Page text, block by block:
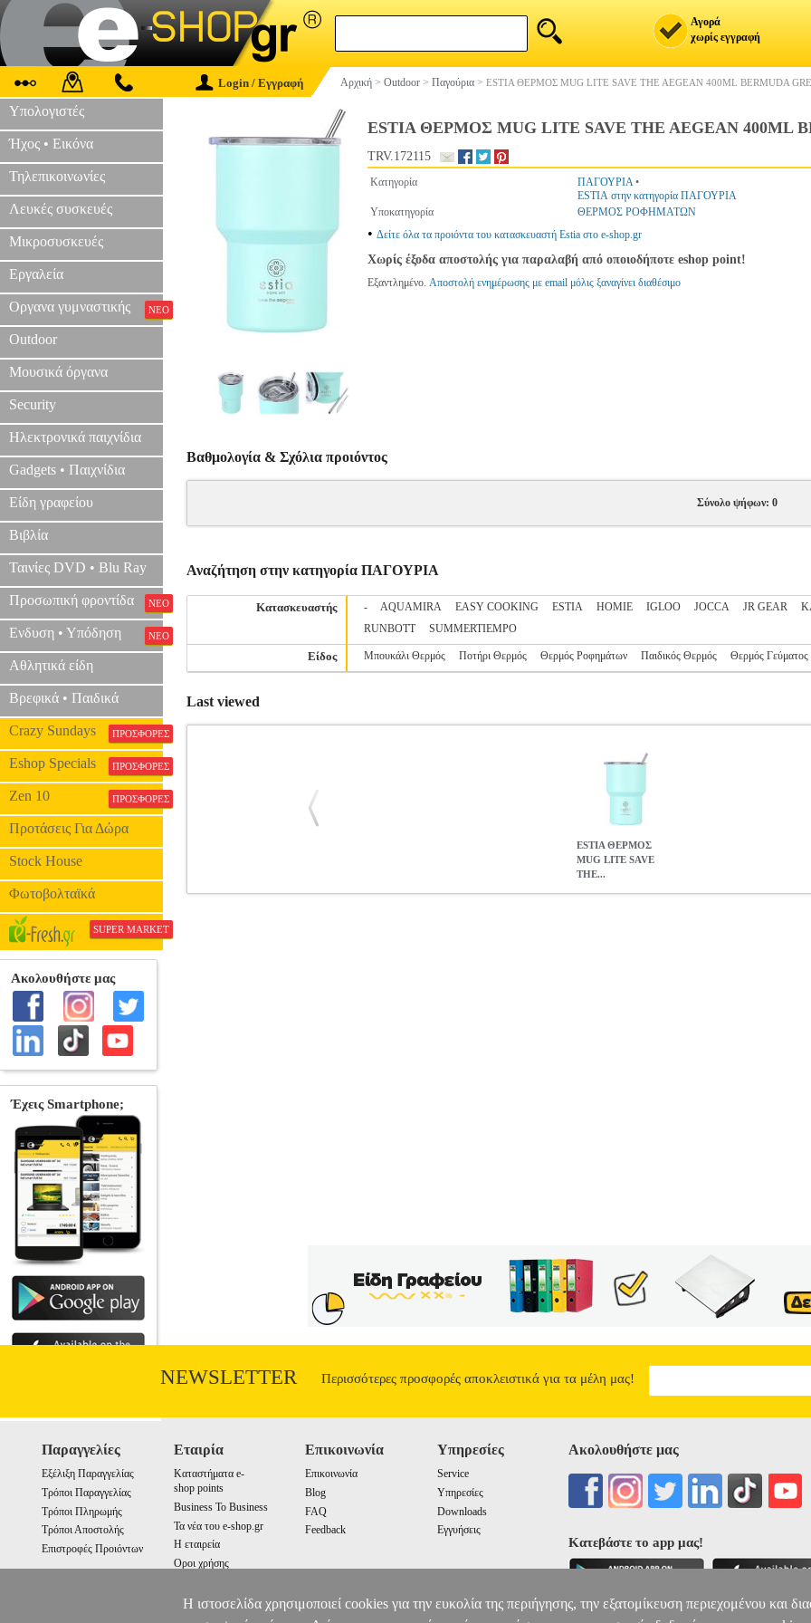
Αγορά
χωρίς εγγραφή
Login / Εγγραφή Αρχική > Outdoor > Παγούρια > ESTIA ΘΕΡΜΟΣ MUG LITE SAVE THE AEGEAN 400ML BERMUDA
Υπολογιστές
Ήχος • Εικόνα
Τηλεπικοινωνίες
Λευκές συσκευές
Μικροσυσκευές
Εργαλεία
Οργανα γυμναστικής ΝΕΟ
Outdoor
Μουσικά όργανα
Security
Ηλεκτρονικά παιχνίδια
Gadgets • Παιχνίδια
Είδη γραφείου
Βιβλία
Ταινίες DVD • Blu Ray
Προσωπική φροντίδα ΝΕΟ
Ενδυση • Υπόδηση ΝΕΟ
Αθλητικά είδη
Βρεφικά • Παιδικά
Crazy Sundays ΠΡΟΣΦΟΡΕΣ
Eshop Specials ΠΡΟΣΦΟΡΕΣ
Zen 10 ΠΡΟΣΦΟΡΕΣ
Προτάσεις Για Δώρα
Stock House
Φωτοβολταϊκά
SUPER MARKET
ESTIA ΘΕΡΜΟΣ MUG LITE SAVE THE AEGEAN 400ML
TRV.172115
Κατηγορία ΠΑΓΟΥΡΙΑ•
ESTIA στην κατηγορία ΠΑΓΟΥΡΙΑ
Υποκατηγορία
ΘΕΡΜΟΣ ΡΟΦΗΜΑΤΩΝ
• Δείτε όλα τα προιόντα του κατασκευαστή Estia στο e-shop.gr
Χωρίς έξοδα αποστολής για παραλαβή από οποιοδήποτε eshop point!
Εξαντλημένο. Αποστολή ενημέρωσης με email μόλις ξαναγίνει διαθέσιμο
Βαθμολογία & Σχόλια προιόντος
Σύνολο ψήφων: 0
Αναζήτηση στην κατηγορία ΠΑΓΟΥΡΙΑ
Κατασκευαστής - AQUAMIRA EASY COOKING ESTIA HOMIE IGLOO JOCCA JR GEAR
RUNBOTT
SUMMERTIEMPO
Είδος Μπουκάλι Θερμός Ποτήρι Θερμός Θερμός Ροφημάτων Παιδικός Θερμός Θερμός Γεύματος
Last viewed
ESTIA ΘΕΡΜΟΣ
MUG LITE SAVE
THE...
NEWSLETTER Περισσότερες προσφορές αποκλειστικά για τα μέλη μας!
Παραγγελίες
Εξέλιξη Παραγγελίας
Τρόποι Παραγγελίας
Τρόποι Πληρωμής
Τρόποι Αποστολής
Επιστροφές Προιόντων
Εταιρία
Καταστήματα e-
shop points
Business To Business
Τα νέα του e-shop.gr
Η εταιρεία
Οροι χρήσης
Επικοινωνία
Επικοινωνία
Blog
FAQ
Feedback
Υπηρεσίες
Service
Υπηρεσίες
Downloads
Εγγυήσεις
Ακολουθήστε μας
Κατεβάστε το app μας!
Η ιστοσελίδα χρησιμοποιεί cookies για την ευκολία της περιήγησης, την εξατομίκευση περιεχομένου και